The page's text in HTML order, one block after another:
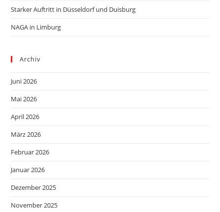
Starker Auftritt in Düsseldorf und Duisburg
NAGA in Limburg
Archiv
Juni 2026
Mai 2026
April 2026
März 2026
Februar 2026
Januar 2026
Dezember 2025
November 2025